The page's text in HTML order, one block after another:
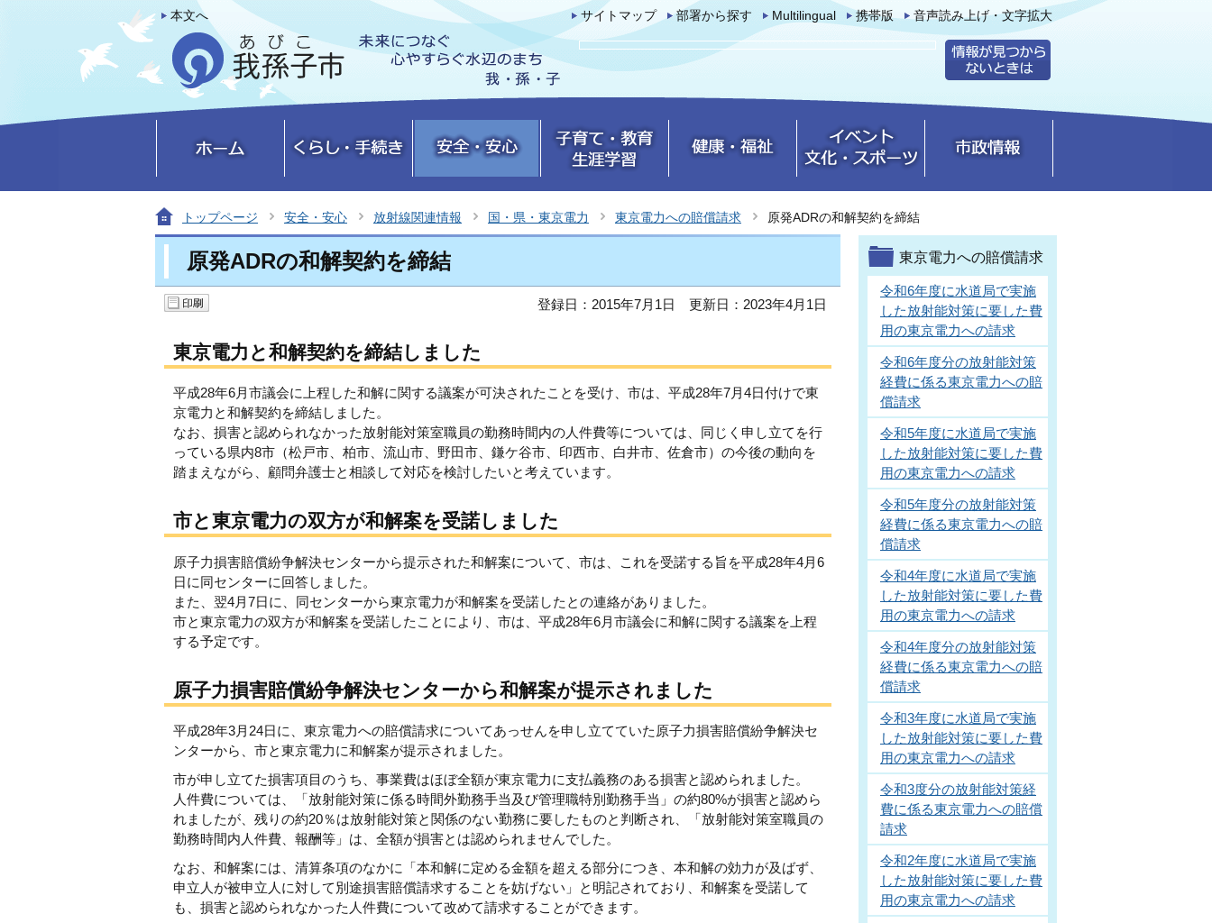
本文へ サイトマップ 部署から探す Multilingual 携帯版 音声読み上げ・文字拡大
トップページ 安全・安心 放射線関連情報 国・県・東京電力 東京電力への賠償請求 原発ADRの和解契約を締結
原発ADRの和解契約を締結
登録日：2015年7月1日 更新日：2023年4月1日
東京電力と和解契約を締結しました
平成28年6月市議会に上程した和解に関する議案が可決されたことを受け、市は、平成28年7月4日付けで東
京電力と和解契約を締結しました。
なお、損害と認められなかった放射能対策室職員の勤務時間内の人件費等については、同じく申し立てを行
っている県内8市（松戸市、柏市、流山市、野田市、鎌ケ谷市、印西市、白井市、佐倉市）の今後の動向を
踏まえながら、顧問弁護士と相談して対応を検討したいと考えています。
市と東京電力の双方が和解案を受諾しました
原子力損害賠償紛争解決センターから提示された和解案について、市は、これを受諾する旨を平成28年4月6
日に同センターに回答しました。
また、翌4月7日に、同センターから東京電力が和解案を受諾したとの連絡がありました。
市と東京電力の双方が和解案を受諾したことにより、市は、平成28年6月市議会に和解に関する議案を上程
する予定です。
原子力損害賠償紛争解決センターから和解案が提示されました
平成28年3月24日に、東京電力への賠償請求についてあっせんを申し立てていた原子力損害賠償紛争解決セ
ンターから、市と東京電力に和解案が提示されました。
市が申し立てた損害項目のうち、事業費はほぼ全額が東京電力に支払義務のある損害と認められました。
人件費については、「放射能対策に係る時間外勤務手当及び管理職特別勤務手当」の約80%が損害と認めら
れましたが、残りの約20％は放射能対策と関係のない勤務に要したものと判断され、「放射能対策室職員の
勤務時間内人件費、報酬等」は、全額が損害とは認められませんでした。
なお、和解案には、清算条項のなかに「本和解に定める金額を超える部分につき、本和解の効力が及ばず、
申立人が被申立人に対して別途損害賠償請求することを妨げない」と明記されており、和解案を受諾して
も、損害と認められなかった人件費について改めて請求することができます。
東京電力への賠償請求
令和6年度に水道局で実施
した放射能対策に要した費
用の東京電力への請求
令和6年度分の放射能対策
経費に係る東京電力への賠
償請求
令和5年度に水道局で実施
した放射能対策に要した費
用の東京電力への請求
令和5年度分の放射能対策
経費に係る東京電力への賠
償請求
令和4年度に水道局で実施
した放射能対策に要した費
用の東京電力への請求
令和4年度分の放射能対策
経費に係る東京電力への賠
償請求
令和3年度に水道局で実施
した放射能対策に要した費
用の東京電力への請求
令和3度分の放射能対策経
費に係る東京電力への賠償
請求
令和2年度に水道局で実施
した放射能対策に要した費
用の東京電力への請求